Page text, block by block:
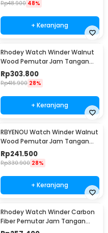
Rp48.900 48%
+ Keranjang
Rhodey Watch Winder Walnut
Wood Pemutar Jam Tangan
Otomatis 1 Slot - SKW165-B
Rp303.800
Rp416.900 28%
+ Keranjang
RBYENOU Watch Winder Walnut
Wood Pemutar Jam Tangan
Otomatis 1 Slot - RB3
Rp241.500
Rp330.900 28%
+ Keranjang
Rhodey Watch Winder Carbon
Fiber Pemutar Jam Tangan
Otomatis 3 Slot - SKW33